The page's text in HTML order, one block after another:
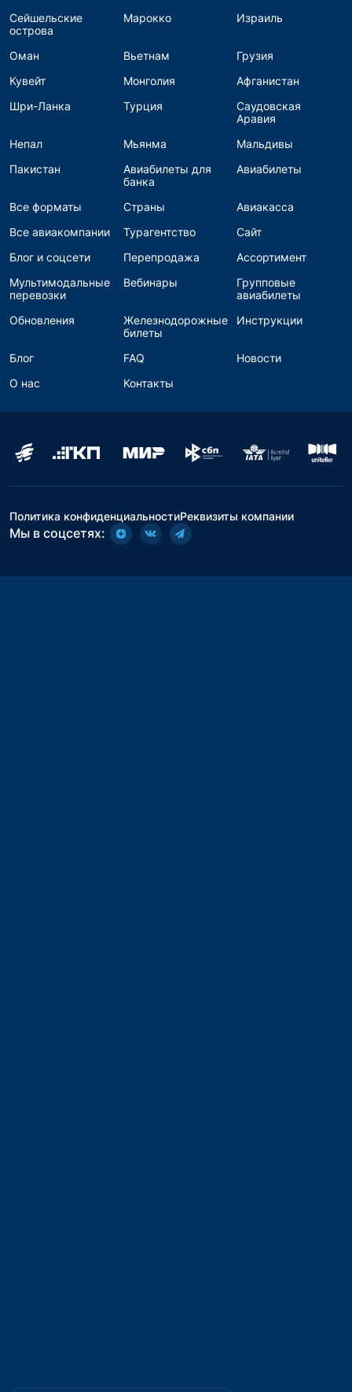
Сейшельские
острова
Марокко Израиль
Оман Вьетнам
Грузия
Кувейт
Монголия
Афганистан
Шри-Ланка
Турция
Саудовская
Аравия
Непал
Мьянма
Мальдивы
Пакистан
Авиабилеты для
банка
Авиабилеты
Все форматы Страны
Авиакасса
Все авиакомпании
Турагентство
Сайт
Блог и соцсети
Перепродажа
Ассортимент
Мультимодальные
перевозки
Вебинары
Групповые
авиабилеты
Обновления
Железнодорожные
билеты
Инструкции
Блог FAQ
Новости
О нас
Контакты
Политика конфиденциальностиРеквизиты компании
Мы в соцсетях: